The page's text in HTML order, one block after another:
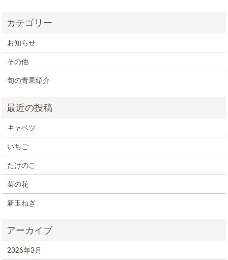
お知らせ
その他
旬の青果紹介
キャベツ
いちご
たけのこ
菜の花
新玉ねぎ
2026年3月